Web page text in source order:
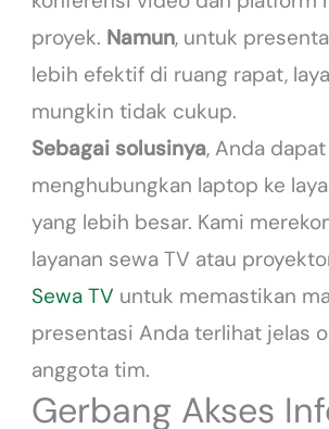
proyek. Namun, untuk
lebih efektif di ruang rapat,
mungkin tidak cukup.
Sebagai solusinya, Anda dapat
menghubungkan laptop ke
yang lebih besar. Kami
layanan sewa TV atau
Sewa TV untuk memastikan
presentasi Anda terlihat jelas
anggota tim.
Gerbang Akses